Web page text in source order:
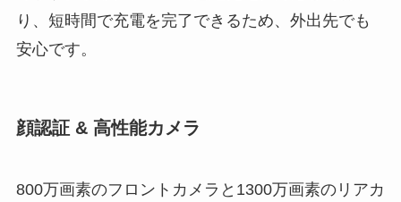
り、短時間で充電を完了できるため、外出先でも
安心です。
顔認証 & 高性能カメラ
800万画素のフロントカメラと1300万画素のリアカ